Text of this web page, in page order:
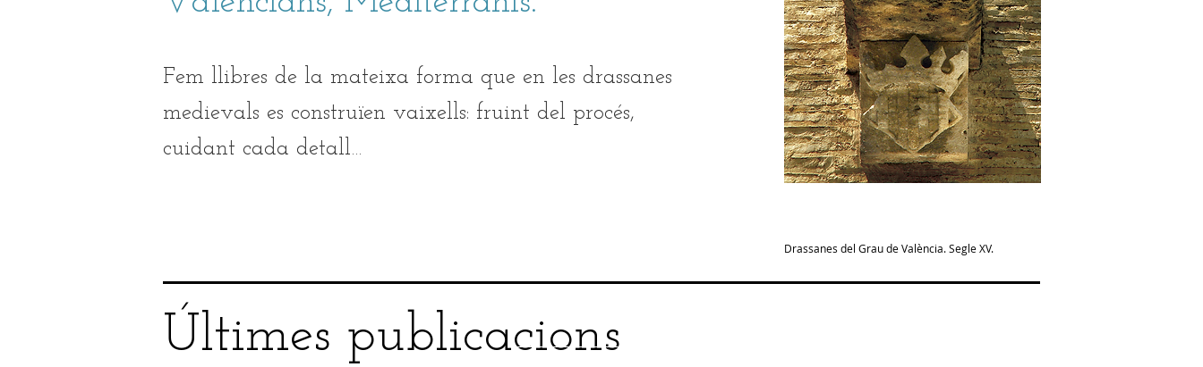
Fem llibres de la mateixa forma que en les drassanes
medievals es construïen vaixells: fruint del procés,
cuidant cada detall…
Drassanes del Grau de València. Segle XV.
Últimes publicacions